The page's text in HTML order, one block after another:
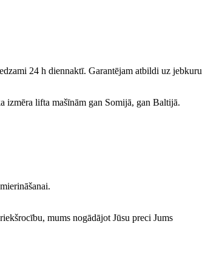
24 h diennaktī. Garantējam atbildi uz jebkuru
izmēra lifta mašīnām gan Somijā, gan Baltijā.
mums nogādājot Jūsu preci Jums